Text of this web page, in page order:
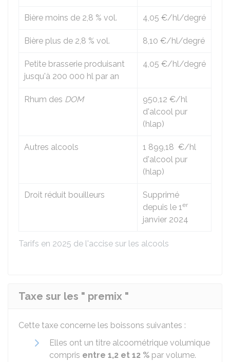
Tarifs en 2025 de l'accise sur les alcools
Bière moins de 2,8 % vol. 4,05 €/hl/degré
Bière plus de 2,8 % vol. 8,10 €/hl/degré
Petite brasserie produisant
jusqu'à 200 000 hl par an
4,05 €/hl/degré
Rhum des DOM 950,12 €/hl
d'alcool pur
(hlap)
Autres alcools 1 899,18 €/hl
d'alcool pur
(hlap)
Droit réduit bouilleurs
Supprimé
depuis le 1er
janvier 2024
Taxe sur les " premix "
Cette taxe concerne les boissons suivantes :
Elles ont un titre alcoométrique volumique
compris entre 1,2 et 12 % par volume.